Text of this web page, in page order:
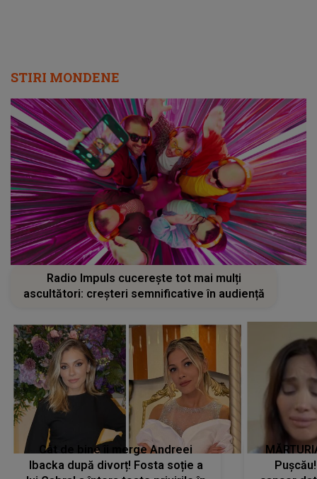
STIRI MONDENE
Radio Impuls cucerește tot mai mulți
ascultători: creșteri semnificative în audiență
Cât de bine îi merge Andreei
Ibacka după divorț! Fosta soție a